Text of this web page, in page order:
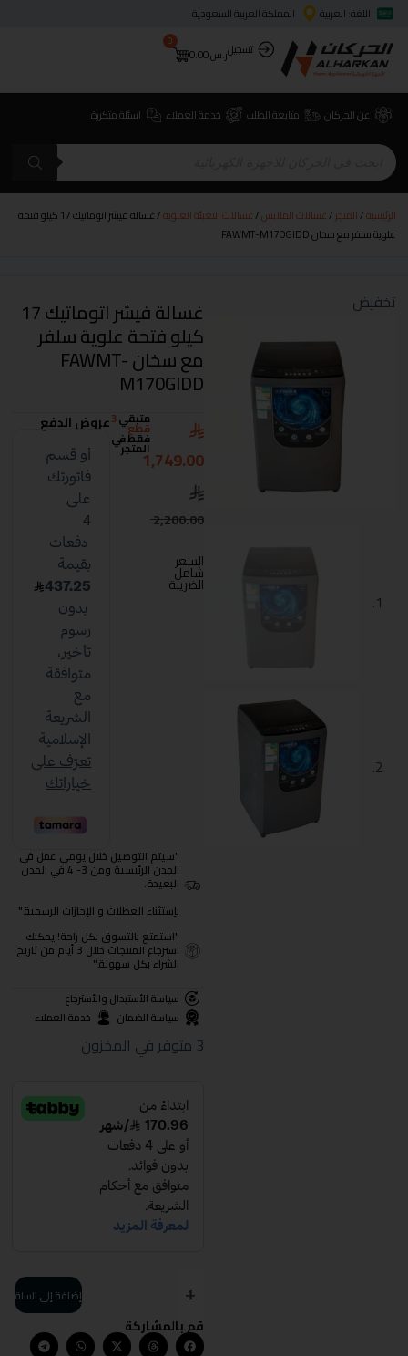
اللغة: العربية
المملكة العربية السعودية
تسجيلر.س0.00
0
عن الحركان متابعة الطلب خدمة العملاء اسئلة متكررة
الرئيسية/المتجر/غسالات الملابس/غسالات التعبئة العلوية
/ غسالة فيشر اتوماتيك 17 كيلو فتحة
علوية سلفر مع سخان FAWMT-M170GIDD
تخفيض غسالة فيشر اتوماتيك 17
كيلو فتحة علوية سلفر
مع سخان FAWMT-
M170GIDD
2,200.00
1,749.00
السعر
شامل
الضريبة
متبقي3
قطع
فقط في
المتجر
عروض الدفع
"سيتم التوصيل خلال يومي عمل في
المدن الرئيسية ومن 3- 4 في المدن
البعيدة.
بإستثناء العطلات و الإجازات الرسمية."
"استمتع بالتسوق بكل راحة! يمكنك
استرجاع المنتجات خلال 3 أيام من تاريخ
الشراء بكل سهولة."
سياسة الأستبدال والأسترجاع
سياسة الضمان
خدمة العملاء
3 متوفر في المخزون
إضافة إلى السلة
قم بالمشاركة